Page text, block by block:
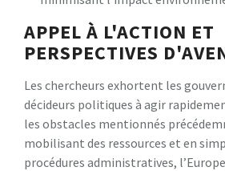
APPEL À L'ACTION ET
PERSPECTIVES
Les chercheurs exhortent les
décideurs politiques à agir
les obstacles mentionnés
mobilisant des ressources et en
procédures administratives,